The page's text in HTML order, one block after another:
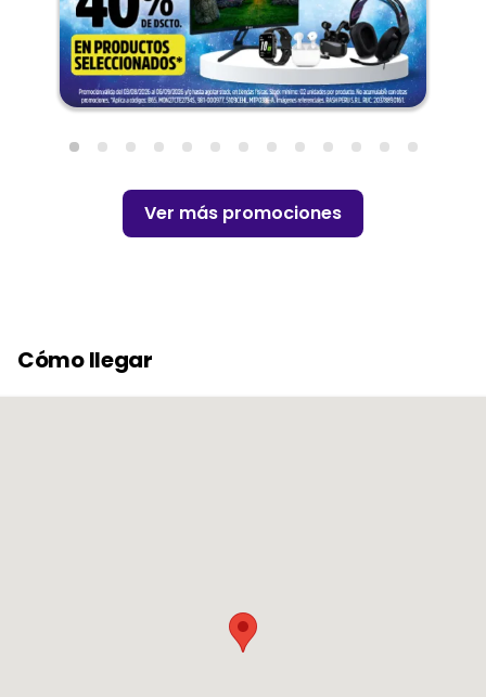
Ver más promociones
Cómo llegar